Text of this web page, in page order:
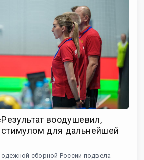
воодушевил,
стимулом для дальнейшей
сборной России подвела